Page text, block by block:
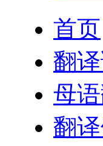
首页
翻
母
翻